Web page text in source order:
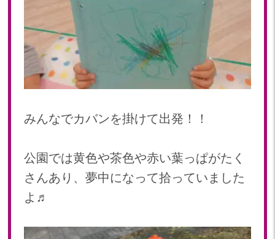
2020年 06月(22)
2020年 05月(18)
2020年 04月(21)
2020年 03月(19)
2020年 02月(16)
2020年 01月(19)
2019年 10月(21)
2019年 09月(17)
2019年 08月(20)
2019年 06月(20)
みんなでカバンを掛けて出発！！
公園では黄色や茶色や赤い葉っぱがたく
さんあり、夢中になって拾っていました
よ♬